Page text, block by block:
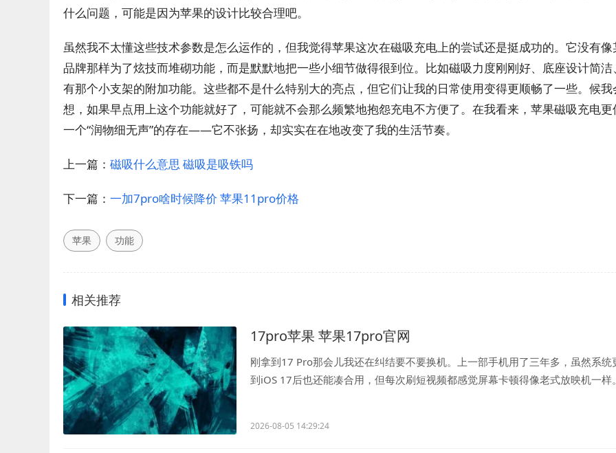
什么问题，可能是因为苹果的设计比较合理吧。
虽然我不太懂这些技术参数是怎么运作的，但我觉得苹果这次在磁吸充电上的尝试还是挺成功的。它没有像
品牌那样为了炫技而堆砌功能，而是默默地把一些小细节做得很到位。比如磁吸力度刚刚好、底座设计简洁
有那个小支架的附加功能。这些都不是什么特别大的亮点，但它们让我的日常使用变得更顺畅了一些。候我
想，如果早点用上这个功能就好了，可能就不会那么频繁地抱怨充电不方便了。在我看来，苹果磁吸充电更
一个“润物细无声”的存在——它不张扬，却实实在在地改变了我的生活节奏。
上一篇： 磁吸什么意思 磁吸是吸铁吗
下一篇： 一加7pro啥时候降价 苹果11pro价格
苹果 功能
相关推荐
17pro苹果 苹果17pro官网
刚拿到17 Pro那会儿我还在纠结要不要换机。上一部手机用了三年多，虽然系统
到iOS 17后也还能凑合用，但每次刷短视频都感觉屏幕卡顿得像老式放映机一样
2026-08-05 14:29:24